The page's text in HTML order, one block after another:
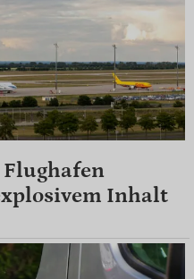
Inhalt